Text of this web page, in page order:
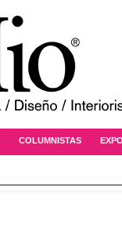
COLUMNISTAS